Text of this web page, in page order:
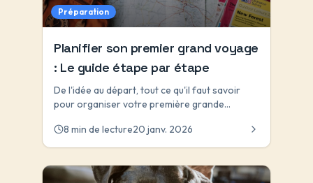
Préparation
Planifier son premier grand voyage
: Le guide étape par étape
De l'idée au départ, tout ce qu'il faut savoir
pour organiser votre première grande
8 min de lecture20 janv. 2026